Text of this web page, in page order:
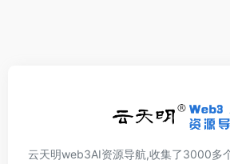
云天明web3AI资源导航,收集了3000多